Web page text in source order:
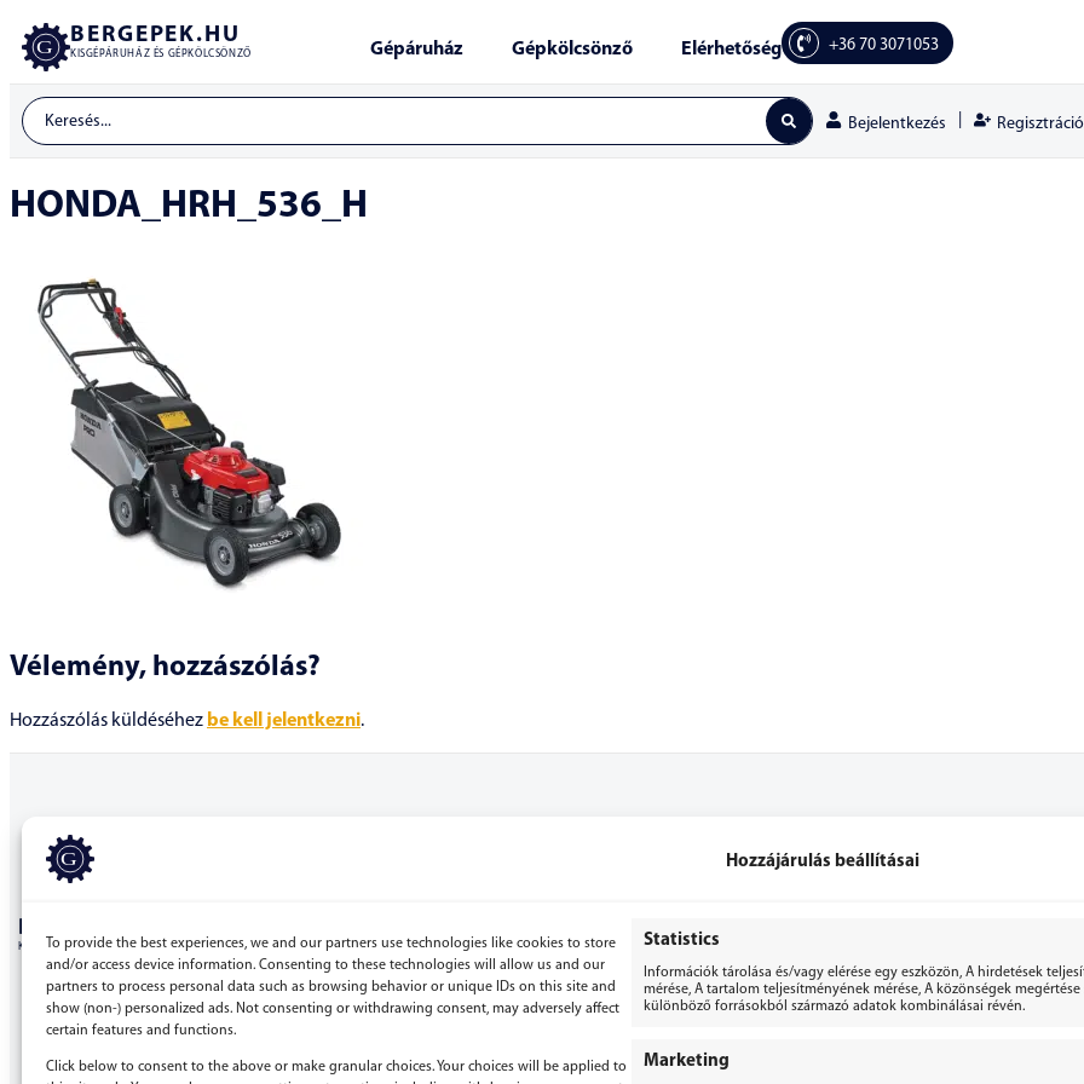
Hozzájárulás beállításai
To provide the best experiences, we and our partners use technologies like cookies to store
and/or access device information. Consenting to these technologies will allow us and our
partners to process personal data such as browsing behavior or unique IDs on this site and
show (non-) personalized ads. Not consenting or withdrawing consent, may adversely affect
certain features and functions.
Click below to consent to the above or make granular choices. Your choices will be applied to
Statistics
Információk tárolása és/vagy elérése egy eszközön, A hirdetések
mérése, A tartalom teljesítményének mérése, A közönségek
különböző forrásokból származó adatok kombinálásai révén.
Marketing
BERGEPEK.HU
KISGÉPÁRUHÁZ ÉS GÉPKÖLCSÖNZŐ Gépáruház Gépkölcsönző Elérhetőség +36 70 3071053
Bejelentkezés Regisztráció
HONDA_HRH_536_H
Vélemény, hozzászólás?
Hozzászólás küldéséhez be kell jelentkezni.
BERGEPEK.HU
KISGÉPÁRUHÁZ ÉS GÉPKÖLCSÖNZŐ
Bérgépek Gépáruház Kereskedelmi Kft.
4173 Nagyrábé, Esze Tamás utca 28.
Adószám: 32977923-2-09
+36 70 3071053
bergepek@gmail.com